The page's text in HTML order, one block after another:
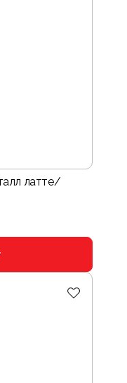
латте/